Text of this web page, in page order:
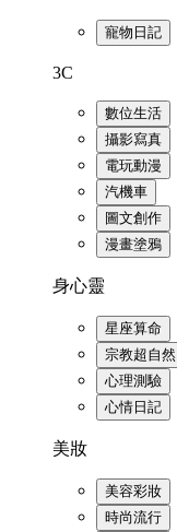
寵物日記
3C
數位生活
攝影寫真
電玩動漫
汽機車
圖文創作
漫畫塗鴉
身心靈
星座算命
宗教超自然
心理測驗
心情日記
美妝
美容彩妝
時尚流行